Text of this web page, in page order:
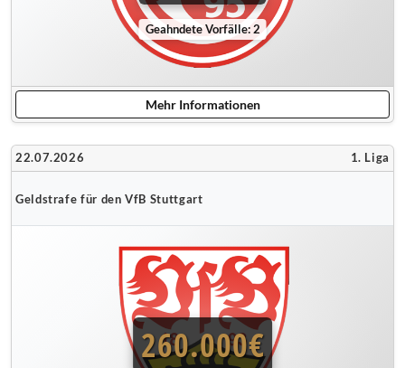
Geahndete Vorfälle: 2
Mehr Informationen
22.07.2026 1. Liga
Geldstrafe für den VfB Stuttgart
260.000€